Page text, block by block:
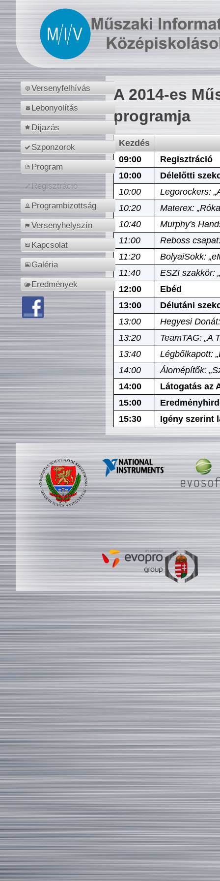
Versenyfelhívás
Lebonyolítás
Díjazás
Szponzorok
Program
Regisztráció
Programbizottság
Versenyhelyszín
Kapcsolat
Galéria
Eredmények
A 2014-es
programja
Kezdés
09:00
Regisztráció
10:00
Délelőtti
10:00
Legorockers:
10:20
Materex:
10:40
Murphy's
11:00
Reboss
11:20
BolyaiSokk:
11:40
ESZI szakkör:
12:00
Ebéd
13:00
Délutáni
13:00
Hegyesi
13:20
TeamTAG: „A
13:40
Légbőlkapott:
14:00
Álomépítők:
14:00
Látogatás az
15:00
15:30
Igény szerint